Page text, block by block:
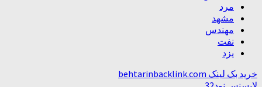
مرد
مشهد
مهندس
نفت
یزد
خرید بک لینک behtarinbacklink.com